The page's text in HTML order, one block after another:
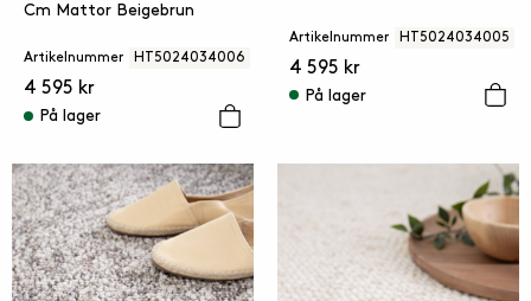
Cm Mattor Beigebrun
Artikelnummer HT5024034006
4 595 kr
På lager
Artikelnummer HT5024034005
4 595 kr
På lager